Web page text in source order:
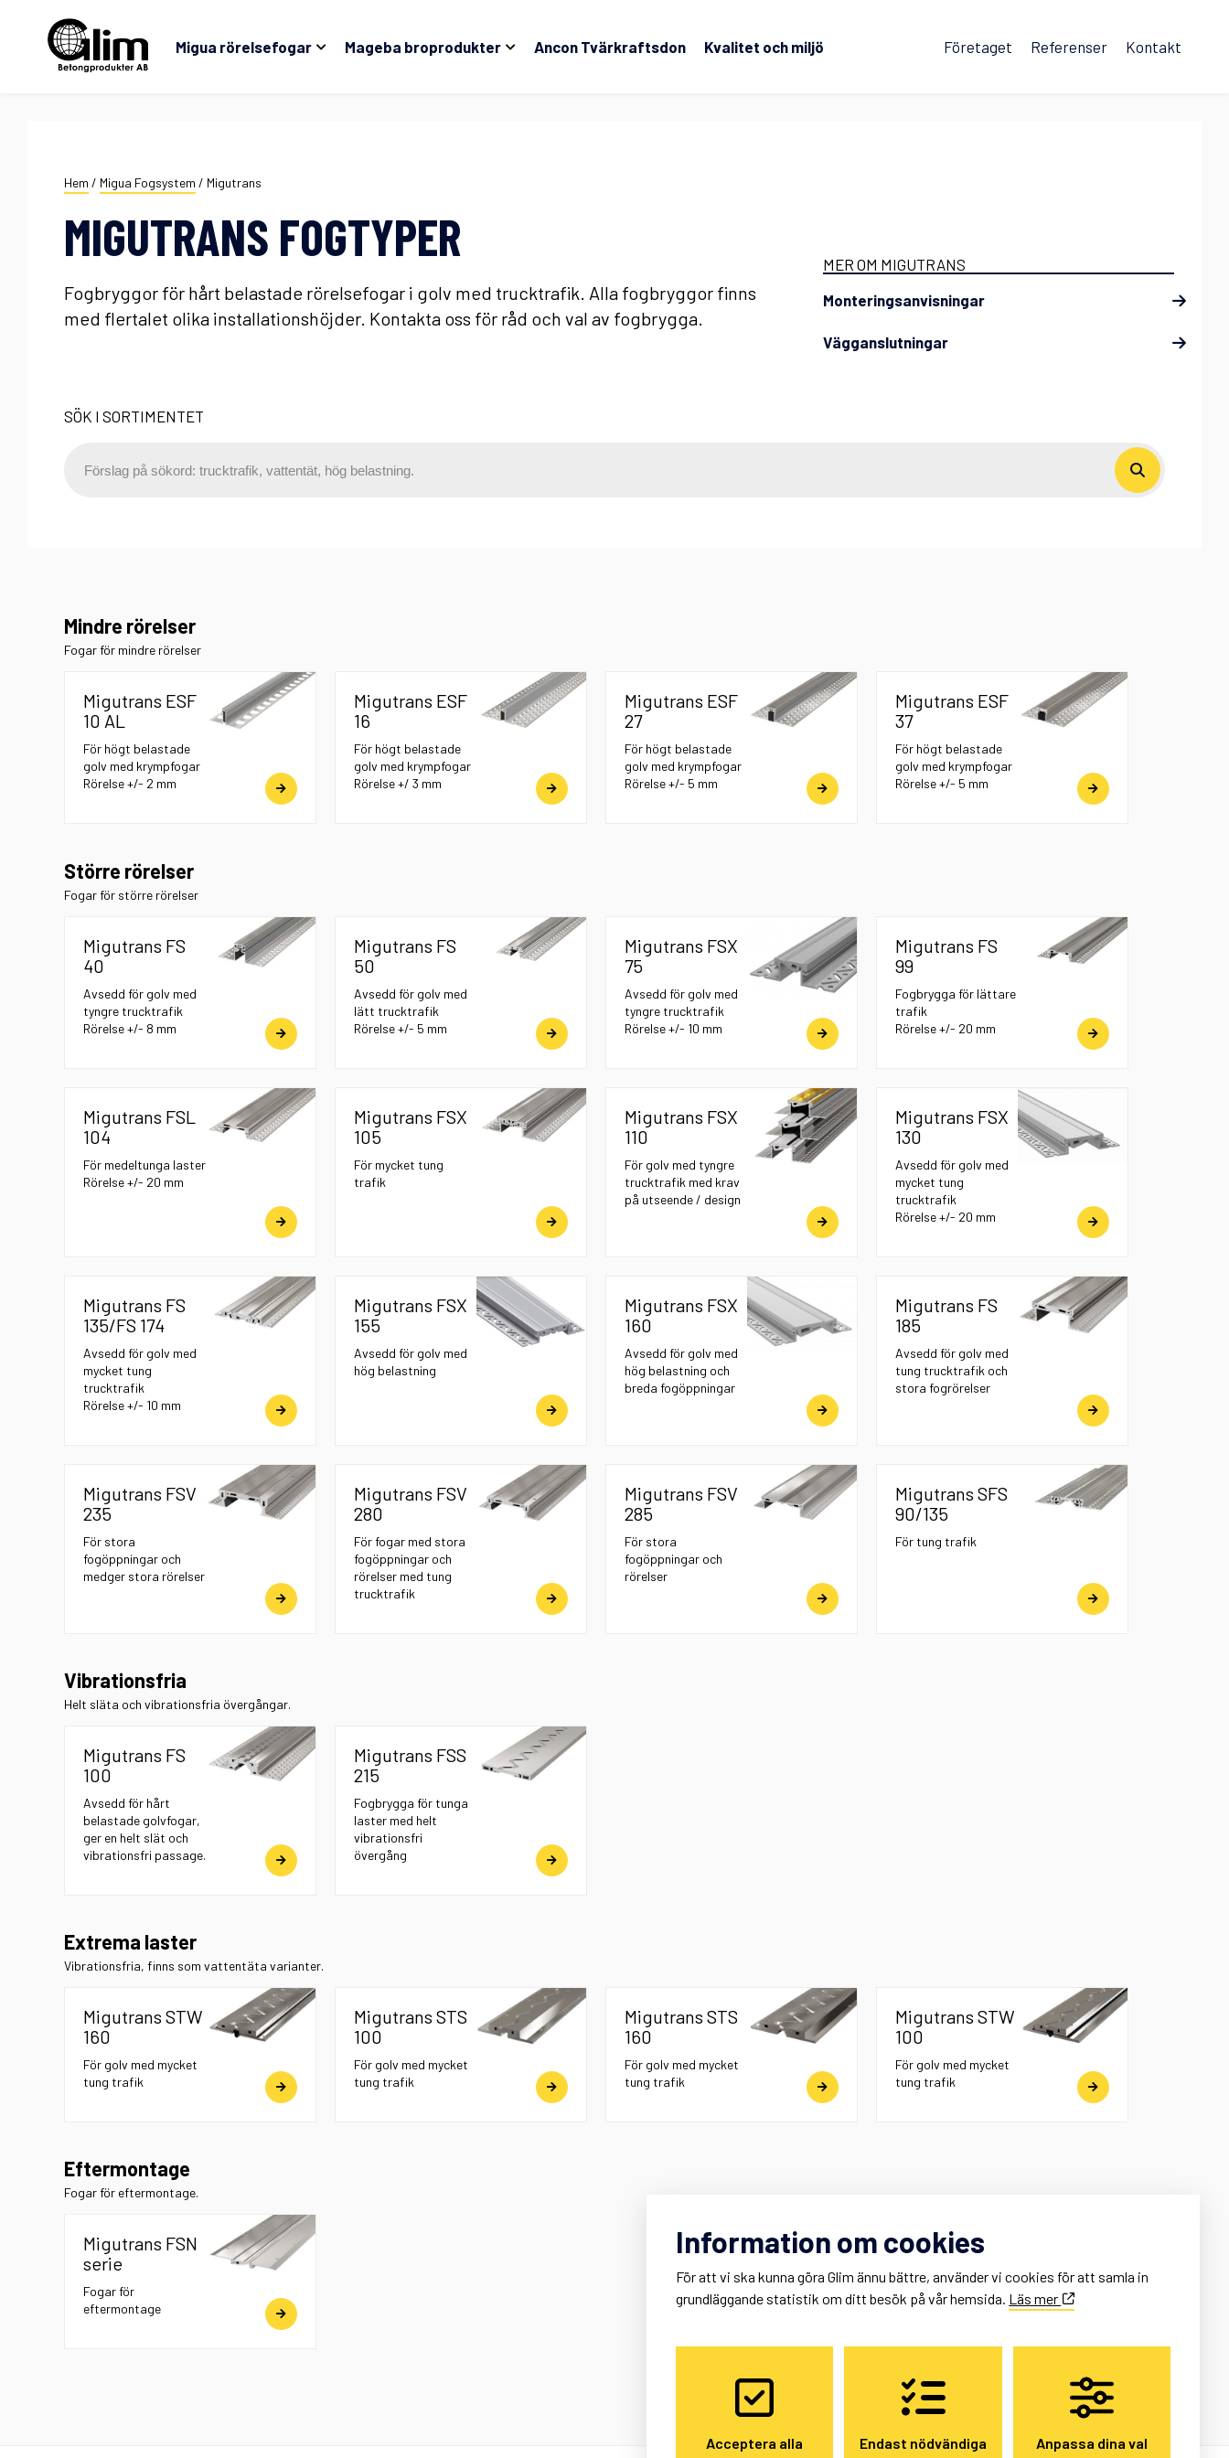
Migua rörelsefogar Mageba broprodukter Ancon Tvärkraftsdon Kvalitet och miljö Företaget Referenser Kontakt
Hem / Migua Fogsystem / Migutrans
MIGUTRANS FOGTYPER
Fogbryggor för hårt belastade rörelsefogar i golv med trucktrafik. Alla fogbryggor finns
med flertalet olika installationshöjder. Kontakta oss för råd och val av fogbrygga.
MER OM MIGUTRANS
Monteringsanvisningar
Vägganslutningar
SÖK I SORTIMENTET
Mindre rörelser
Fogar för mindre rörelser
Migutrans ESF
10 AL
För högt belastade
golv med krympfogar
Rörelse +/- 2 mm
Migutrans ESF
16
För högt belastade
golv med krympfogar
Rörelse +/ 3 mm
Migutrans ESF
27
För högt belastade
golv med krympfogar
Rörelse +/- 5 mm
Migutrans ESF
37
För högt belastade
golv med krympfogar
Rörelse +/- 5 mm
Större rörelser
Fogar för större rörelser
Migutrans FS
40
Avsedd för golv med
tyngre trucktrafik
Rörelse +/- 8 mm
Migutrans FS
50
Avsedd för golv med
lätt trucktrafik
Rörelse +/- 5 mm
Migutrans FSX
75
Avsedd för golv med
tyngre trucktrafik
Rörelse +/- 10 mm
Migutrans FS
99
Fogbrygga för lättare
trafik
Rörelse +/- 20 mm
Migutrans FSL
104
För medeltunga laster
Rörelse +/- 20 mm
Migutrans FSX
105
För mycket tung
trafik
Migutrans FSX
110
För golv med tyngre
trucktrafik med krav
på utseende / design
Migutrans FSX
130
Avsedd för golv med
mycket tung
trucktrafik
Rörelse +/- 20 mm
Migutrans FS
135/FS 174
Avsedd för golv med
mycket tung
trucktrafik
Rörelse +/- 10 mm
Migutrans FSX
155
Avsedd för golv med
hög belastning
Migutrans FSX
160
Avsedd för golv med
hög belastning och
breda fogöppningar
Migutrans FS
185
Avsedd för golv med
tung trucktrafik och
stora fogrörelser
Migutrans FSV
235
För stora
fogöppningar och
medger stora rörelser
Migutrans FSV
280
För fogar med stora
fogöppningar och
rörelser med tung
trucktrafik
Migutrans FSV
285
För stora
fogöppningar och
rörelser
Migutrans SFS
90/135
För tung trafik
Vibrationsfria
Helt släta och vibrationsfria övergångar.
Migutrans FS
100
Avsedd för hårt
belastade golvfogar,
ger en helt slät och
vibrationsfri passage.
Migutrans FSS
215
Fogbrygga för tunga
laster med helt
vibrationsfri
övergång
Extrema laster
Vibrationsfria, finns som vattentäta varianter.
Migutrans STW
160
För golv med mycket
tung trafik
Migutrans STS
100
För golv med mycket
tung trafik
Migutrans STS
160
För golv med mycket
tung trafik
Migutrans STW
100
För golv med mycket
tung trafik
Eftermontage
Fogar för eftermontage.
Migutrans FSN
serie
Fogar för
eftermontage
Information om cookies
För att vi ska kunna göra Glim ännu bättre, använder vi cookies för att samla in
grundläggande statistik om ditt besök på vår hemsida. Läs mer
Acceptera alla Endast nödvändiga Anpassa dina val